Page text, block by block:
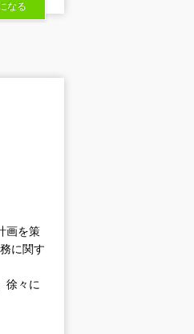
なる
画を策
に関す
徐々に